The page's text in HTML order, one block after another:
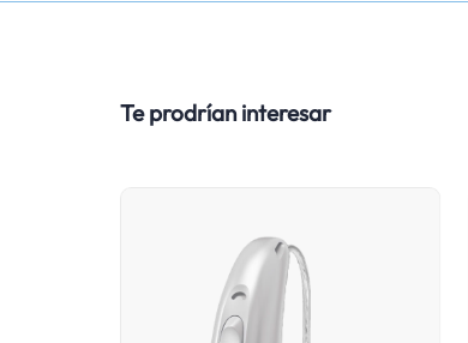
Te prodrían interesar